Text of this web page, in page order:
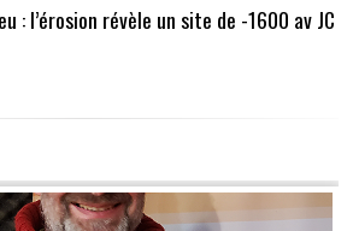
: l’érosion révèle un site de -1600 av JC